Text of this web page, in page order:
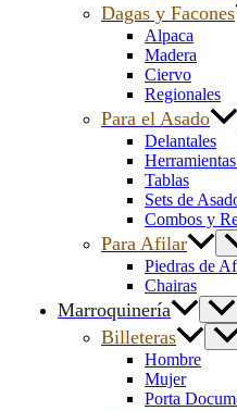
Dagas y Facones
Alpaca
Madera
Ciervo
Regionales
Para el Asado
Delantales
Tablas
Sets de
Combos y
Para Afilar
Piedras de
Chairas
Marroquinería
Billeteras
Hombre
Mujer
Porta